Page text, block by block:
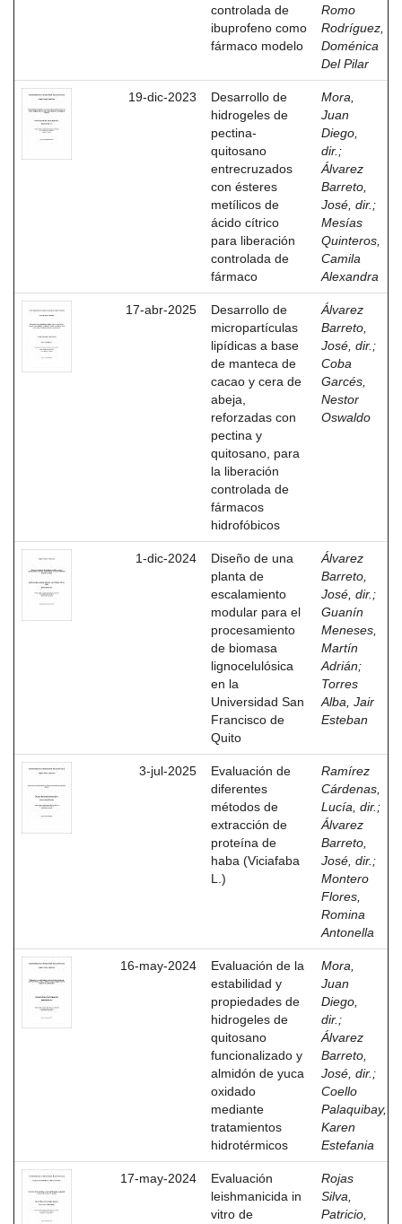
controlada de
ibuprofeno como
fármaco modelo
Romo
Rodríguez,
Doménica
Del Pilar
19-dic-2023
Desarrollo de
hidrogeles de
pectina-
quitosano
entrecruzados
con ésteres
metílicos de
ácido cítrico
para liberación
controlada de
fármaco
Mora,
Juan
Diego,
dir. ;
Álvarez
Barreto,
José, dir. ;
Mesías
Quinteros,
Camila
Alexandra
17-abr-2025
Desarrollo de
micropartículas
lipídicas a base
de manteca de
cacao y cera de
abeja,
reforzadas con
pectina y
quitosano, para
la liberación
controlada de
fármacos
hidrofóbicos
Álvarez
Barreto,
José, dir. ;
Coba
Garcés,
Nestor
Oswaldo
1-dic-2024
Diseño de una
planta de
escalamiento
modular para el
procesamiento
de biomasa
lignocelulósica
en la
Universidad San
Francisco de
Quito
Álvarez
Barreto,
José, dir. ;
Guanín
Meneses,
Martín
Adrián;
Torres
Alba, Jair
Esteban
3-jul-2025
Evaluación de
diferentes
métodos de
extracción de
proteína de
haba (Viciafaba
L.)
Ramírez
Cárdenas,
Lucía, dir. ;
Álvarez
Barreto,
José, dir. ;
Montero
Flores,
Romina
Antonella
16-may-2024
Evaluación de la
estabilidad y
propiedades de
hidrogeles de
quitosano
funcionalizado y
almidón de yuca
oxidado
mediante
tratamientos
hidrotérmicos
Mora,
Juan
Diego,
dir. ;
Álvarez
Barreto,
José, dir. ;
Coello
Palaquibay,
Karen
Estefania
17-may-2024
Evaluación
leishmanicida in
vitro de
Rojas
Silva,
Patricio,